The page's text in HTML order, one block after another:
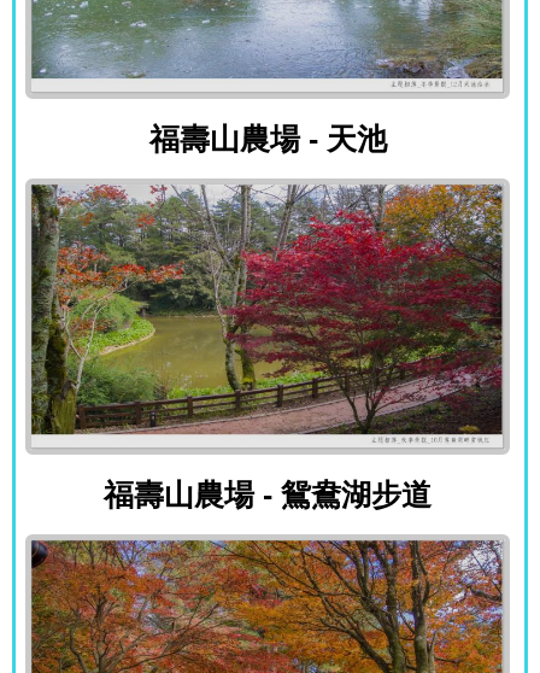
福壽山農場 - 天池
福壽山農場 - 天池
福壽山農場 - 鴛鴦湖步道
福壽山農場 - 鴛鴦湖步道